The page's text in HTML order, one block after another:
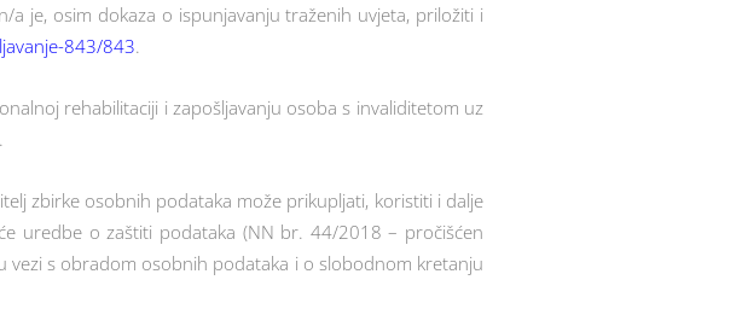
je, osim dokaza o ispunjavanju traženih uvjeta, priložiti i
843/843.
rehabilitaciji i zapošljavanju osoba s invaliditetom uz
zbirke osobnih podataka može prikupljati, koristiti i dalje
uredbe o zaštiti podataka (NN br. 44/2018 – pročišćen
vezi s obradom osobnih podataka i o slobodnom kretanju